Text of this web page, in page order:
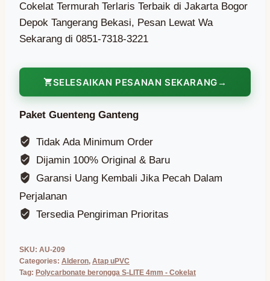
Cokelat Termurah Terlaris Terbaik di Jakarta Bogor
Depok Tangerang Bekasi, Pesan Lewat Wa
Sekarang di 0851-7318-3221
SELESAIKAN PESANAN SEKARANG
Paket Guenteng Ganteng
Tidak Ada Minimum Order
Dijamin 100% Original & Baru
Garansi Uang Kembali Jika Pecah Dalam
Perjalanan
Tersedia Pengiriman Prioritas
SKU: AU-209
Categories: Alderon, Atap uPVC
Tag: Polycarbonate berongga S-LITE 4mm - Cokelat